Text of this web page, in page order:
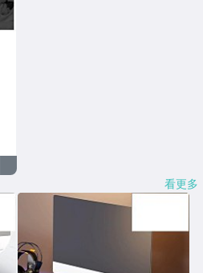
看更多